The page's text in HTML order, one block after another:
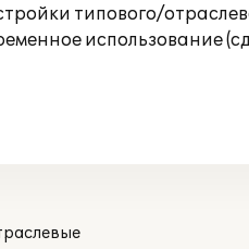
типового/
использование